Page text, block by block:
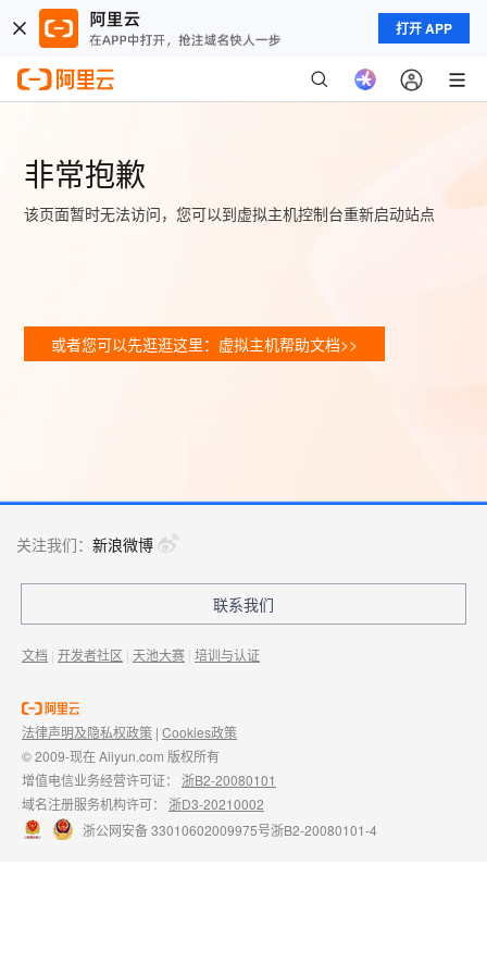
打开 APP
非常抱歉
该页面暂时无法访问，您可以到虚拟主机控制台重新启动站点
或者您可以先逛逛这里：虚拟主机帮助文档>>